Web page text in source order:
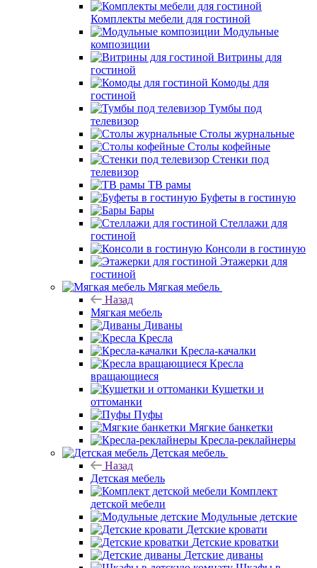
Комплекты мебели для гостиной
Модульные
композиции
Витрины для
гостиной
Комоды для
гостиной
Тумбы под
телевизор
Столы журнальные
Столы кофейные
Стенки под
телевизор
ТВ рамы
Буфеты в гостиную
Бары
Стеллажи для
гостиной
Консоли в гостиную
Этажерки для
гостиной
Мягкая мебель
Назад
Мягкая мебель
Диваны
Кресла
Кресла-качалки
Кресла
вращающиеся
Кушетки и
оттоманки
Пуфы
Мягкие банкетки
Кресла-реклайнеры
Детская мебель
Назад
Детская мебель
Комплект
детской мебели
Модульные детские
Детские кровати
Детские кроватки
Детские диваны